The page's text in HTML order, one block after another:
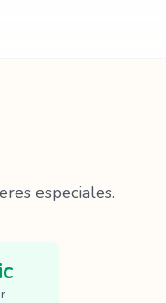
especiales.